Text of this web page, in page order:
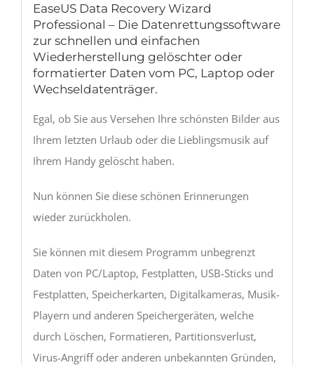
EaseUS Data Recovery Wizard
Professional – Die Datenrettungssoftware
zur schnellen und einfachen
Wiederherstellung gelöschter oder
formatierter Daten vom PC, Laptop oder
Wechseldatenträger.
Egal, ob Sie aus Versehen Ihre schönsten Bilder aus
Ihrem letzten Urlaub oder die Lieblingsmusik auf
Ihrem Handy gelöscht haben.
Nun können Sie diese schönen Erinnerungen
wieder zurückholen.
Sie können mit diesem Programm unbegrenzt
Daten von PC/Laptop, Festplatten, USB-Sticks und
Festplatten, Speicherkarten, Digitalkameras, Musik-
Playern und anderen Speichergeräten, welche
durch Löschen, Formatieren, Partitionsverlust,
Virus-Angriff oder anderen unbekannten Gründen,